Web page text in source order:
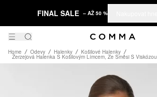
FINAL SALE – AŽ 50 %
Home Odevy Halenky Košilové Halenky
Žerzejová Halenka S Košilovým Límcem, Ze Směsi S Viskózou